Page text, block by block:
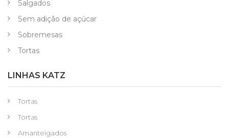
Salgados
Sem adição de açúcar
Sobremesas
Tortas
LINHAS KATZ
Tortas
Tortas
Amanteigados